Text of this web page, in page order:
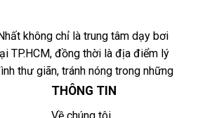
không chỉ là trung tâm dạy bơi
TP.HCM, đồng thời là địa điểm lý
thư giãn, tránh nóng trong những
THÔNG TIN
Về chúng tôi